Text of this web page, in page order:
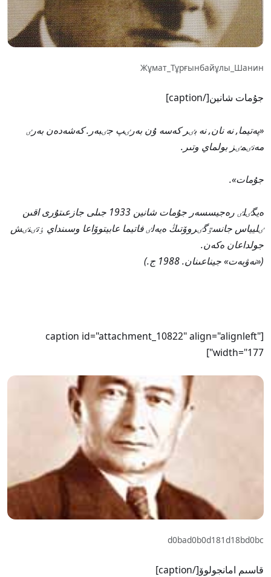
Жұмат_Тұрғынбайұлы_Шанин
جۇمات شانين[/caption]
«پەتيما, نە نان, نە بٸر كەسە ۇن بەرٸپ جٸبەر. كەشەدەن بەرٸ
مەنٸمٸز بولماي وتىر.
جۇمات».
ەيگٸلٸ رەجيسسەر جۇمات شانين 1933 جىلى جازعىتۇرى اقىن
ٸليياس جانسٷگٸروۆتىڭ ەيەلٸ فاتيما عابيتوۆاعا وسىنداي ٶتٸنٸش
جولداعان ەكەن.
(«نەۋبەت» جيناعىنان. 1988 ج.)
[caption id="attachment_10822" align="alignleft"
width="177"]
d0bad0b0d181d18bd0bc
قاسىم امانجولوۆ[/caption]